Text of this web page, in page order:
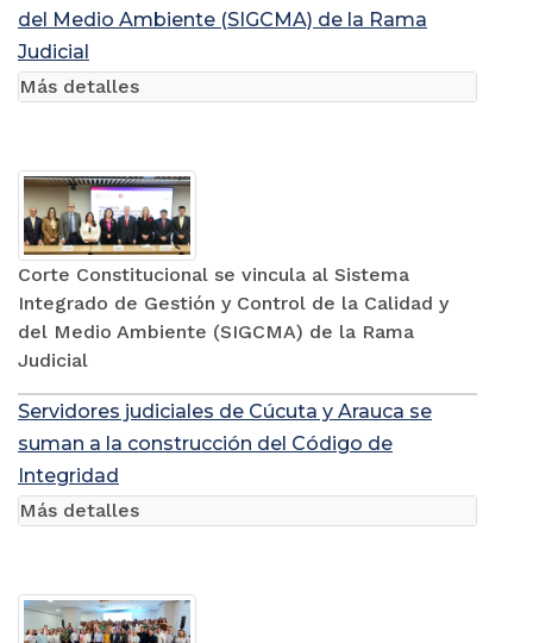
del Medio Ambiente (SIGCMA) de la Rama
Judicial
Corte Constitucional se vincula al Sistema
Integrado de Gestión y Control de la Calidad y
del Medio Ambiente (SIGCMA) de la Rama
Judicial
Más detalles
Servidores judiciales de Cúcuta y Arauca se
suman a la construcción del Código de
Integridad
Más detalles